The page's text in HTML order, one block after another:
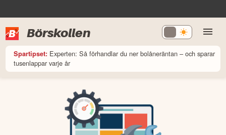
Börskollen
Spartipset: Experten: Så förhandlar du ner bolåneräntan – och sparar
tusenlappar varje år